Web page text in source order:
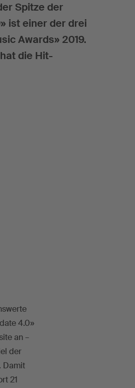
Spitze der
ist einer der drei
Awards» 2019.
die Hit-
4.0»
an –
der
Damit
21